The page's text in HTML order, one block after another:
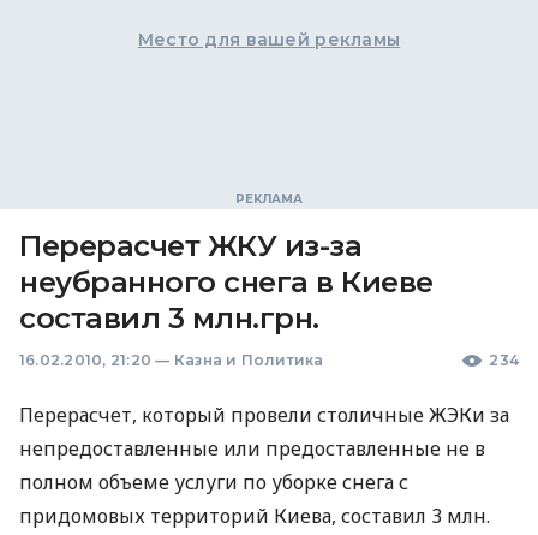
Место для вашей рекламы
Перерасчет ЖКУ из-за
неубранного снега в Киеве
составил 3 млн.грн.
16.02.2010, 21:20 — Казна и Политика 234
Перерасчет, который провели столичные ЖЭКи за
непредоставленные или предоставленные не в
полном объеме услуги по уборке снега с
придомовых территорий Киева, составил 3 млн.